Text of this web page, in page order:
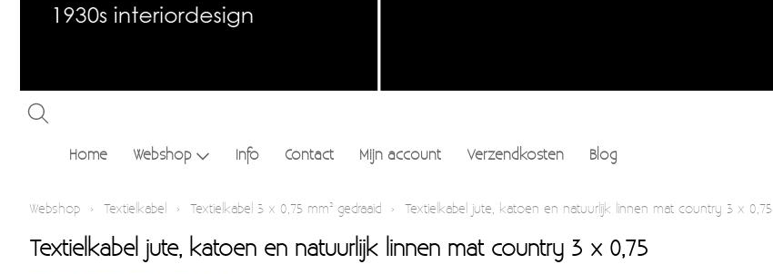
Home Webshop Info Contact Mijn account Verzendkosten Blog
Webshop › Textielkabel › Textielkabel 3 x 0,75 mm² gedraaid › Textielkabel jute, katoen en natuurlijk linnen mat country 3 x 0,75
Textielkabel jute, katoen en natuurlijk linnen mat country 3 x 0,75